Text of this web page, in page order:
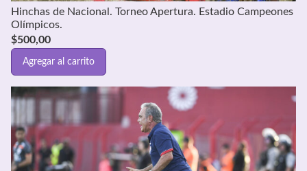
Hinchas de Nacional. Torneo Apertura. Estadio Campeones
Olímpicos.
$500,00
Agregar al carrito